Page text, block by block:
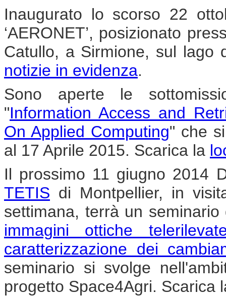
Inaugurato lo scorso 22
‘AERONET’, posizionato
Catullo, a Sirmione, sul lago
notizie in evidenza.
Sono aperte le
"Information Access and
On Applied Computing" che
al 17 Aprile 2015. Scarica la
Il prossimo 11 giugno 2014
TETIS di Montpellier, in
settimana, terrà un
immagini ottiche
caratterizzazione dei
seminario si svolge
progetto Space4Agri. Scarica